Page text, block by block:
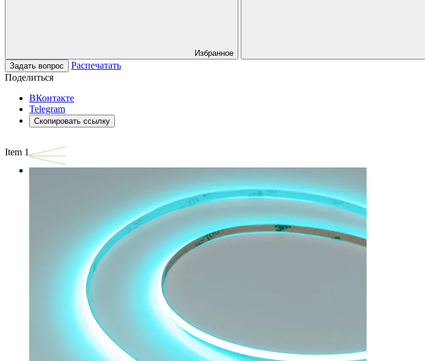
Избранное
Задать вопрос
Распечатать
Поделиться
ВКонтакте
Telegram
Скопировать ссылку
Item 1 of 3